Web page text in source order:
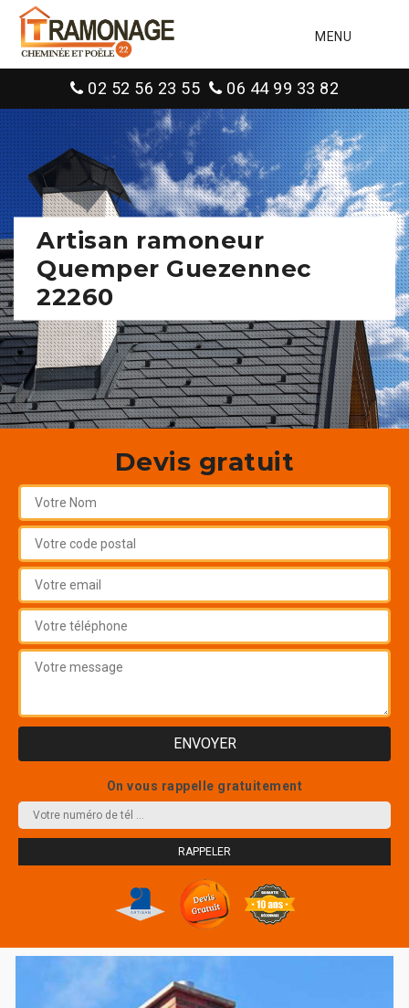
MENU
02 52 56 23 55 06 44 99 33 82
Artisan ramoneur
Quemper Guezennec
22260
Devis gratuit
On vous rappelle gratuitement